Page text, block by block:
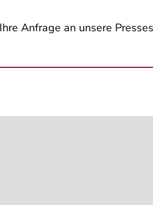
Anfrage an unsere